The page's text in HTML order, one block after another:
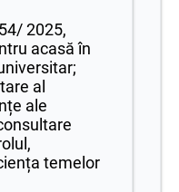
2025,
acasă în
al
ale
temelor